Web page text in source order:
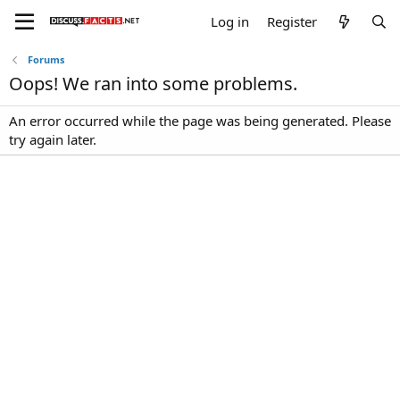
Log in Register
Forums
Oops! We ran into some problems.
An error occurred while the page was being generated. Please
try again later.